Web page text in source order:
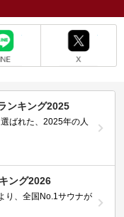
ンキング2025
ばれた、2025年の人
ング2026
り、全国No.1サウナが